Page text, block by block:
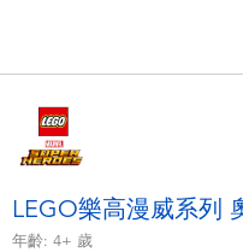
毛毛公仔玩具
LEGO樂高漫威系列
年齡: 4+ 歲